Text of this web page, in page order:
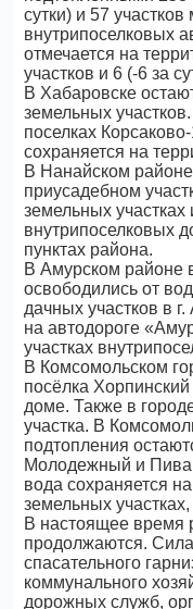
сутки) и 57
внутрипоселковых
отмечается на
участков и 6 (-6 за
В Хабаровске
земельных
поселках
сохраняется на
В Нанайском
приусадебном
земельных
внутрипоселковых
пунктах района.
В Амурском районе
освободились от
дачных участков в
на автодороге
участках
В Комсомольском
посёлка
доме. Также в
участка. В
подтопления
Молодежный и
вода сохраняется
земельных участках,
В настоящее время
продолжаются.
спасательного
коммунального
дорожных служб,